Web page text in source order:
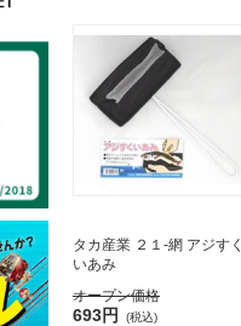
タカ産業 ２１-網 アジすく
いあみ
オープン価格
693円 (税込)